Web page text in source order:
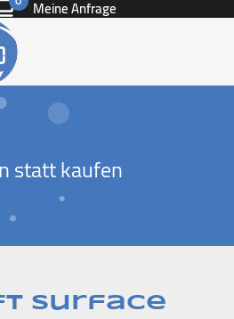
Meine Anfrage
statt kaufen
Surface